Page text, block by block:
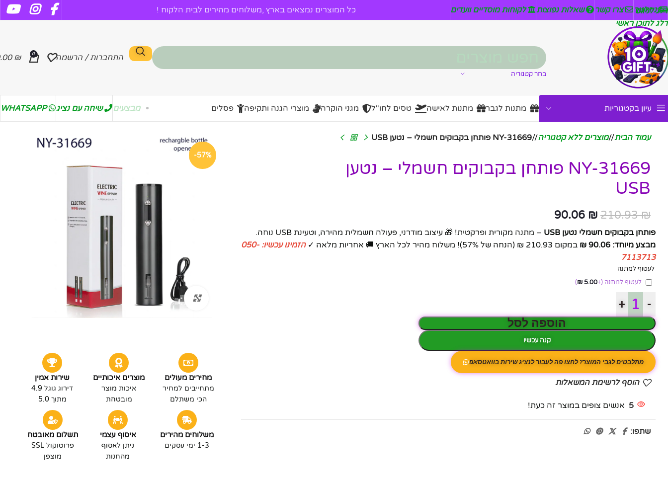
דלג לניווט
דלג לתוכן ראשי
ניזלטר צרו קשר שאלות נפוצות לקוחות מוסדיים וועדים כל המוצרים נמצאים בארץ ,משלוחים מהירים לבית הלקוח !
בחר קטגוריה
התחברות / הרשמה 0
₪
עיון בקטגוריות מתנות לגבר מתנות לאישה טסים לחו"ל מגני הוקרה מוצרי הגנה ותקיפה פסלים מבצעים שיחה עם נציג WHATSAPP
-57%
לחץ להגדלה
מחירים מעולים
מתחייבים למחיר
הכי משתלם
מוצרים איכותיים
איכות מוצר
מובטחת
שירות אמין
דירוג גוגל 4.9
מתוך 5.0
משלוחים מהירים
1-3 ימי עסקים
איסוף עצמי
ניתן לאסוף
מהחנות
תשלום מאובטח
פרוטוקול SSL
מוצפן
עמוד הבית/ מוצרים ללא קטגוריה/ NY-31669 פותחן בקבוקים חשמלי – נטען USB
NY-31669 פותחן בקבוקים חשמלי – נטען
USB
210.93₪
90.06 ₪
פותחן בקבוקים חשמלי נטען USB
– מתנה מקורית ופרקטית! 🎁 עיצוב מודרני, פעולה חשמלית מהירה, וטעינת USB נוחה.
מבצע מיוחד: 90.06 ₪
במקום 210.93 ₪ (הנחה של 57%)! משלוח מהיר לכל הארץ 🚚 אחריות מלאה ✓
הזמינו עכשיו: 050-
7113713
לעטוף למתנה
לעטוף למתנה(+
5.00
₪
)
-
+
הוספה לסל
קנה עכשיו
מתלבטים לגבי המוצר? לחצו פה לעבור לנציג שירות בוואטסאפ
הוסף לרשימת המשאלות
5 אנשים צופים במוצר זה כעת!
שתפו: